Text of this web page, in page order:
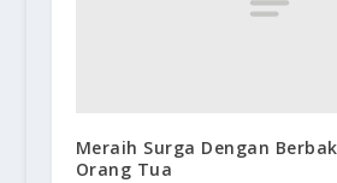
Meraih Surga Dengan
Orang Tua